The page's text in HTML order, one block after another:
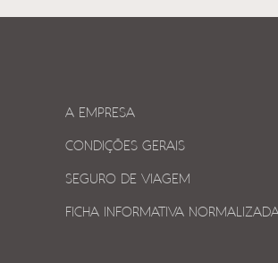
A EMPRESA
CONDIÇÕES GERAIS
SEGURO DE VIAGEM
FICHA INFORMATIVA